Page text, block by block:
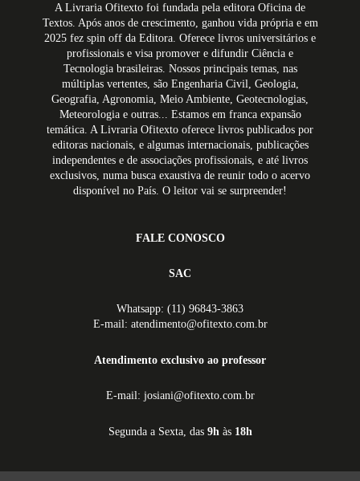
A Livraria Ofitexto foi fundada pela editora Oficina de
Textos. Após anos de crescimento, ganhou vida própria e em
2025 fez spin off da Editora. Oferece livros universitários e
profissionais e visa promover e difundir Ciência e
Tecnologia brasileiras. Nossos principais temas, nas
múltiplas vertentes, são Engenharia Civil, Geologia,
Geografia, Agronomia, Meio Ambiente, Geotecnologias,
Meteorologia e outras... Estamos em franca expansão
temática. A Livraria Ofitexto oferece livros publicados por
editoras nacionais, e algumas internacionais, publicações
independentes e de associações profissionais, e até livros
exclusivos, numa busca exaustiva de reunir todo o acervo
disponível no País. O leitor vai se surpreender!
FALE CONOSCO
SAC
Whatsapp: (11) 96843-3863
E-mail: atendimento@ofitexto.com.br
Atendimento exclusivo ao professor
E-mail: josiani@ofitexto.com.br
Segunda a Sexta, das 9h às 18h